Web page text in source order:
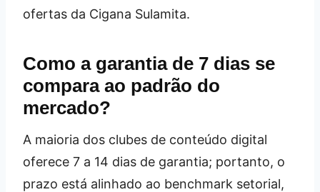
ofertas da Cigana Sulamita.
Como a garantia de 7 dias se
compara ao padrão do
mercado?
A maioria dos clubes de conteúdo digital
oferece 7 a 14 dias de garantia; portanto, o
prazo está alinhado ao benchmark setorial,